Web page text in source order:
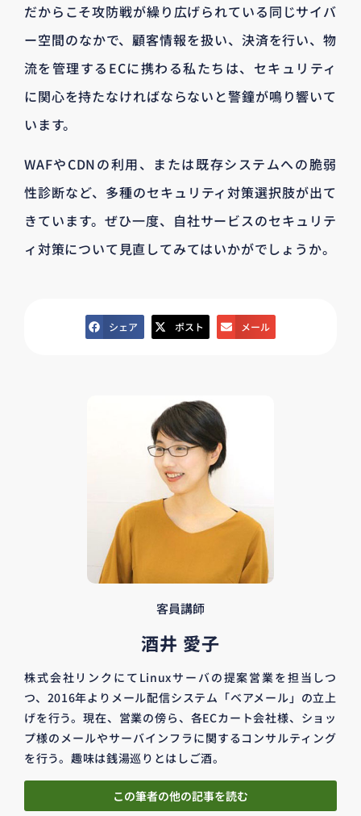
だからこそ攻防戦が繰り広げられている同じサイバ
ー空間のなかで、顧客情報を扱い、決済を行い、物
流を管理するECに携わる私たちは、セキュリティ
に関心を持たなければならないと警鐘が鳴り響いて
います。
WAFやCDNの利用、または既存システムへの脆弱
性診断など、多種のセキュリティ対策選択肢が出て
きています。ぜひ一度、自社サービスのセキュリテ
ィ対策について見直してみてはいかがでしょうか。
シェア ポスト メール
客員講師
酒井 愛子
株式会社リンクにてLinuxサーバの提案営業を担当しつ
つ、2016年よりメール配信システム「ベアメール」の立上
げを行う。現在、営業の傍ら、各ECカート会社様、ショッ
プ様のメールやサーバインフラに関するコンサルティング
を行う。趣味は銭湯巡りとはしご酒。
この筆者の他の記事を読む